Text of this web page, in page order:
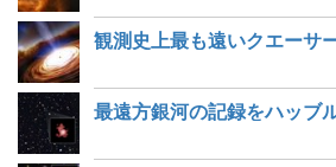
観測史上最も遠いクエーサ